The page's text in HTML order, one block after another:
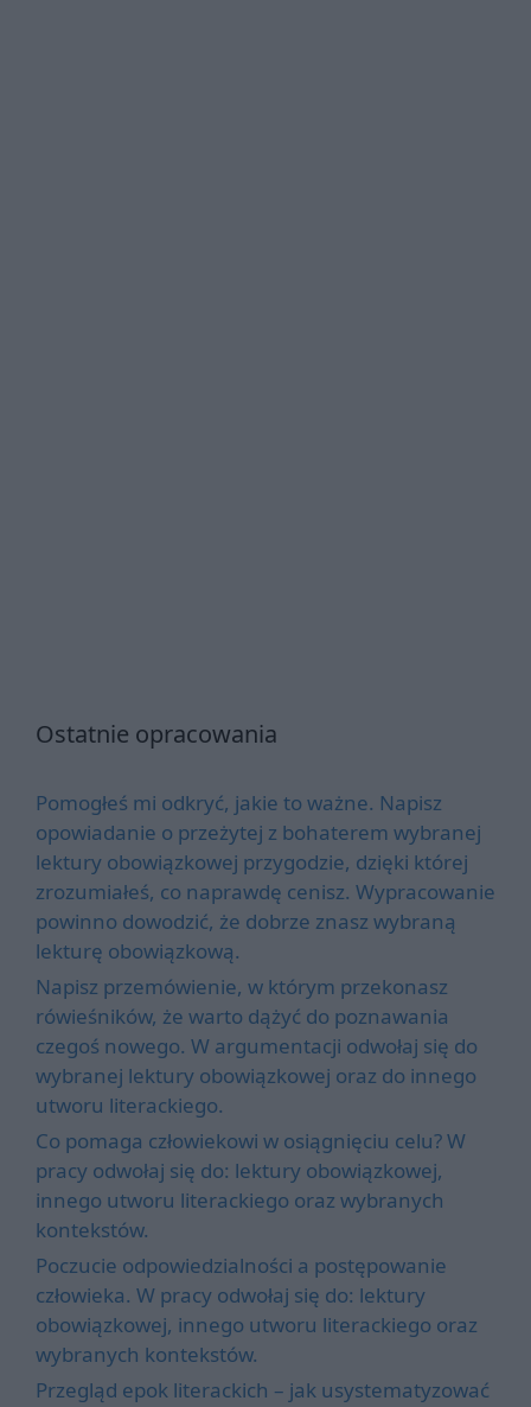
Ostatnie opracowania
Pomogłeś mi odkryć, jakie to ważne. Napisz
opowiadanie o przeżytej z bohaterem wybranej
lektury obowiązkowej przygodzie, dzięki której
zrozumiałeś, co naprawdę cenisz. Wypracowanie
powinno dowodzić, że dobrze znasz wybraną
lekturę obowiązkową.
Napisz przemówienie, w którym przekonasz
rówieśników, że warto dążyć do poznawania
czegoś nowego. W argumentacji odwołaj się do
wybranej lektury obowiązkowej oraz do innego
utworu literackiego.
Co pomaga człowiekowi w osiągnięciu celu? W
pracy odwołaj się do: lektury obowiązkowej,
innego utworu literackiego oraz wybranych
kontekstów.
Poczucie odpowiedzialności a postępowanie
człowieka. W pracy odwołaj się do: lektury
obowiązkowej, innego utworu literackiego oraz
wybranych kontekstów.
Przegląd epok literackich – jak usystematyzować